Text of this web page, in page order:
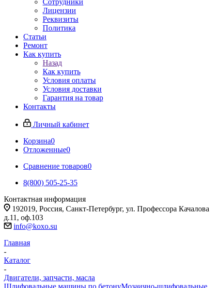
Сотрудники
Лицензии
Реквизиты
Политика
Статьи
Ремонт
Как купить
Назад
Как купить
Условия оплаты
Условия доставки
Гарантия на товар
Контакты
Личный кабинет
Корзина0
Отложенные0
Сравнение товаров0
8(800) 505-25-35
Контактная информация
192019, Россия, Санкт-Петербург, ул. Профессора Качалова
д.11, оф.103
info@koxo.su
Главная
-
Каталог
-
Двигатели, запчасти, масла
Шлифовальные машины по бетонуМозаично-шлифовальные